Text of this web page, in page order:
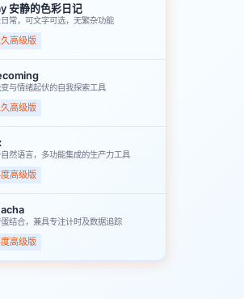
安静的色彩日记
常，可文字可选，无繁杂功能
高级版
与情绪起伏的自我探索工具
高级版
然语言，多功能集成的生产力工具
高级版
结合，兼具专注计时及数据追踪
高级版